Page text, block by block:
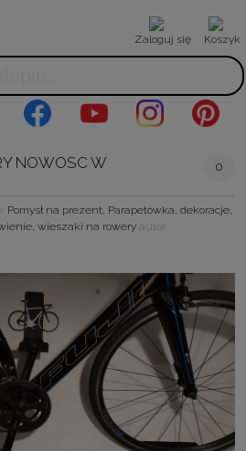
Zaloguj się Koszyk
NOWOSC W
0
Pomysł na prezent Parapetówka dekoracje
wieszaki na rowery autor: